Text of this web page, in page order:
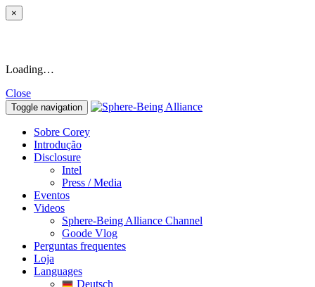
×
Loading…
Close
Toggle navigation
Sobre Corey
Introdução
Disclosure
Intel
Press / Media
Eventos
Videos
Sphere-Being Alliance Channel
Goode Vlog
Perguntas frequentes
Loja
Languages
Deutsch